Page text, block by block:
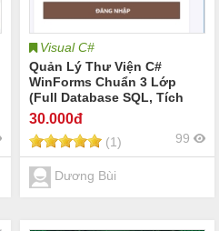
Visual C#
Quản Lý Thư Viện C#
WinForms Chuẩn 3 Lớp
(Full Database SQL, Tích
Hợp Backup & Restore DB)
30.000đ
(1) 99
Dương Bùi